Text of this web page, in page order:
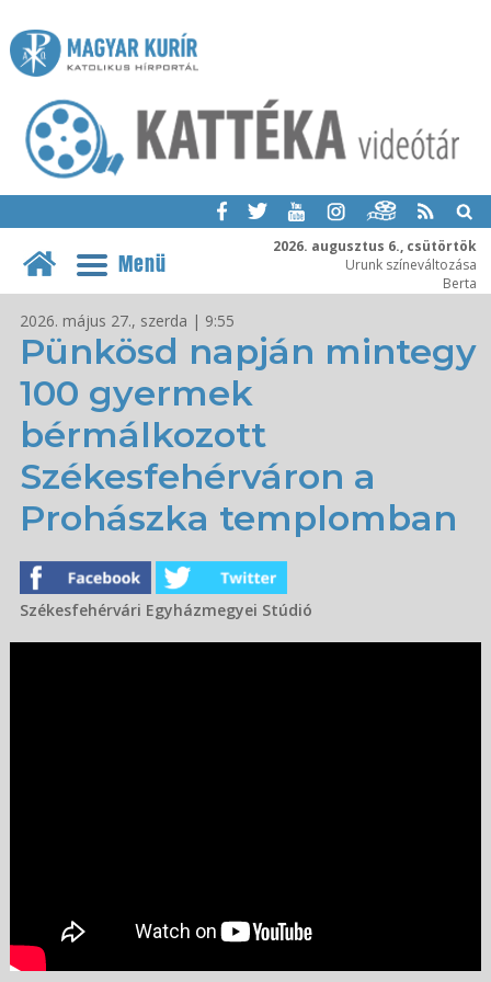
2026. augusztus 6., csütörtök
Urunk színeváltozása
Berta
Menü
2026. május 27., szerda | 9:55
Pünkösd napján mintegy
100 gyermek
bérmálkozott
Székesfehérváron a
Prohászka templomban
Székesfehérvári Egyházmegyei Stúdió